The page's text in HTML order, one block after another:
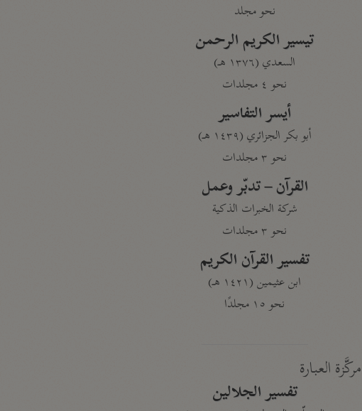
نحو مجلد
تيسير الكريم الرحمن
السعدي (١٣٧٦ هـ)
نحو ٤ مجلدات
أيسر التفاسير
أبو بكر الجزائري (١٤٣٩ هـ)
نحو ٣ مجلدات
القرآن – تدبّر وعمل
شركة الخبرات الذكية
نحو ٣ مجلدات
تفسير القرآن الكريم
ابن عثيمين (١٤٢١ هـ)
نحو ١٥ مجلدًا
مركَّزة العبارة
تفسير الجلالين